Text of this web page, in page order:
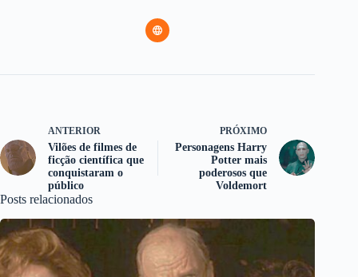
ANTERIOR
Vilões de filmes de
ficção científica que
conquistaram o
público
PRÓXIMO
Personagens Harry
Potter mais
poderosos que
Voldemort
Posts relacionados